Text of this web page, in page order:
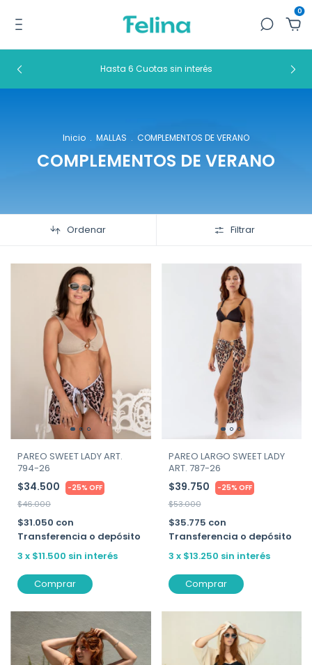
0
Hasta 6 Cuotas sin interés
Inicio . MALLAS . COMPLEMENTOS DE VERANO
COMPLEMENTOS DE VERANO
Ordenar Filtrar
PAREO SWEET LADY ART.
794-26
$34.500 -25% OFF
$46.000
$31.050 con
Transferencia o depósito
3 x $11.500 sin interés
Comprar
PAREO LARGO SWEET LADY
ART. 787-26
$39.750 -25% OFF
$53.000
$35.775 con
Transferencia o depósito
3 x $13.250 sin interés
Comprar